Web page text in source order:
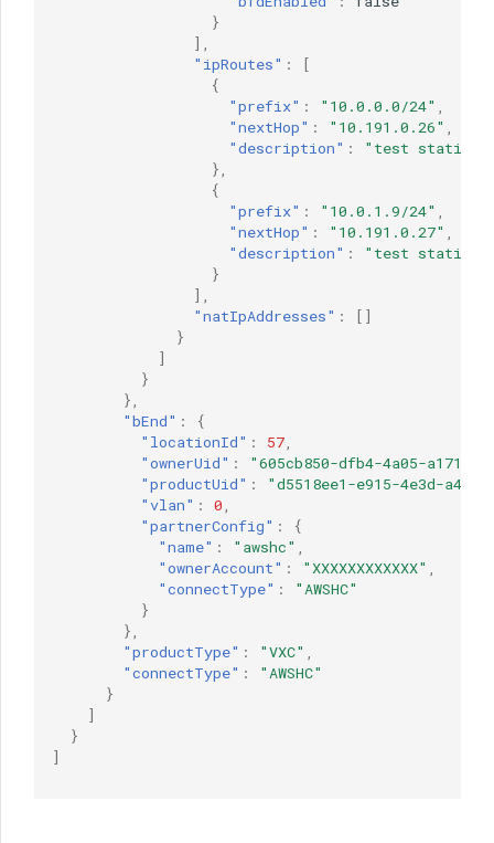
}
],
"ipRoutes" :
[
{
"prefix" : "10.0.0.0/24" ,
"nextHop" : "10.191.0.26" ,
"description" :
"test static
},
{
"prefix" : "10.0.1.9/24" ,
"nextHop" : "10.191.0.27" ,
"description" :
"test static
}
],
"natIpAddresses" :
[]
}
]
}
},
"bEnd" :
{
"locationId" : 57,
"ownerUid" :
"605cb850-dfb4-4a05-a171-
"productUid" :
"d5518ee1-e915-4e3d-
"vlan" : 0,
"partnerConfig" :
{
"name" : "awshc" ,
"ownerAccount" : "XXXXXXXXXXXX" ,
"connectType" :
"AWSHC"
}
},
"productType" : "VXC" ,
"connectType" :
"AWSHC"
}
]
}
]